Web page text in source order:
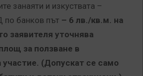
занаяти и изкуствата –
банков път – 6 лв./кв.м. на
заявителя уточнява
за ползване в
участие. (Допускат се само